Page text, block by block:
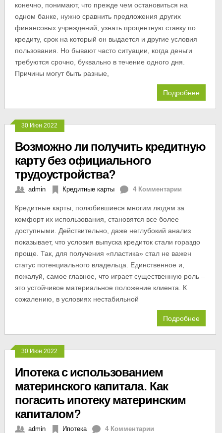
конечно, понимают, что прежде чем остановиться на
одном банке, нужно сравнить предложения других
финансовых учреждений, узнать процентную ставку по
кредиту, срок на который он выдается и другие условия
пользования. Но бывают часто ситуации, когда деньги
требуются срочно, буквально в течение одного дня.
Причины могут быть разные,
Подробнее
30 Июн 2022
Возможно ли получить кредитную
карту без официального
трудоустройства?
admin Кредитные карты 4 Комментарии
Кредитные карты, полюбившиеся многим людям за
комфорт их использования, становятся все более
доступными. Действительно, даже неглубокий анализ
показывает, что условия выпуска кредиток стали гораздо
проще. Так, для получения «пластика» стал не важен
статус потенциального владельца. Единственное и,
пожалуй, самое главное, что играет существенную роль –
это устойчивое материальное положение клиента. К
сожалению, в условиях нестабильной
Подробнее
30 Июн 2022
Ипотека с использованием
материнского капитала. Как
погасить ипотеку материнским
капиталом?
admin Ипотека 4 Комментарии